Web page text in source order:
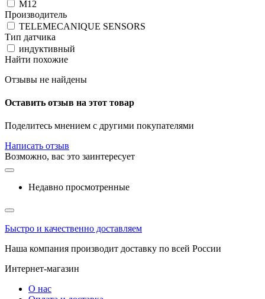
М12
Производитель
TELEMECANIQUE SENSORS
Тип датчика
индуктивный
Найти похожие
Отзывы не найдены
Оставить отзыв на этот товар
Поделитесь мнением с другими покупателями
Написать отзыв
Возможно, вас это заинтересует
Недавно просмотренные
Быстро и качественно доставляем
Наша компания производит доставку по всей России
Интернет-магазин
О нас